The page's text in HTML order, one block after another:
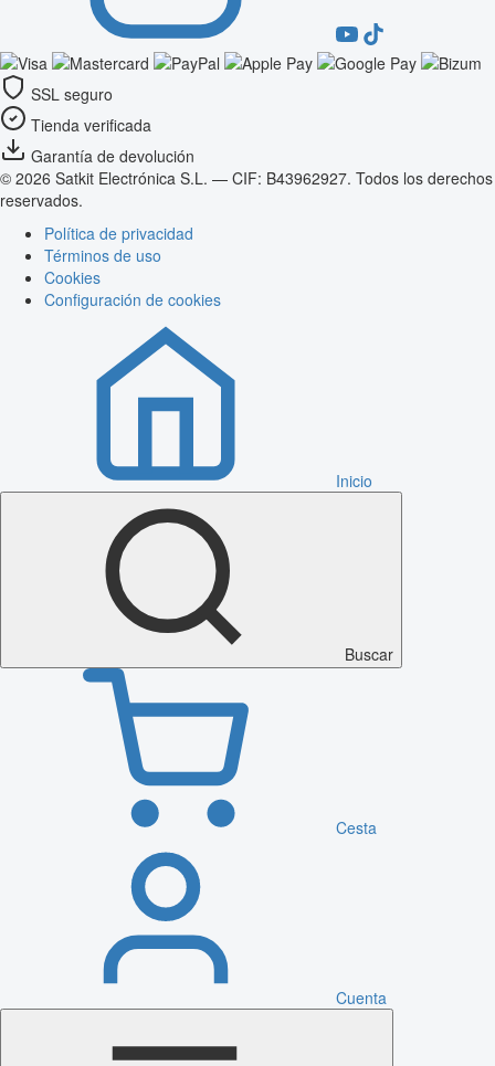
SSL seguro
Tienda verificada
Garantía de devolución
© 2026 Satkit Electrónica S.L. — CIF: B43962927. Todos los derechos
reservados.
Política de privacidad
Términos de uso
Cookies
Configuración de cookies
Inicio
Buscar
Cesta
Cuenta